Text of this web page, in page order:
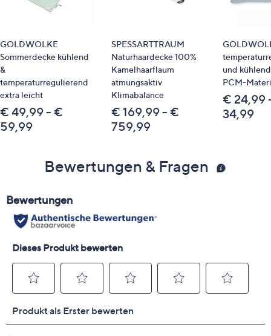
GOLDWOLKE
Sommerdecke kühlend
&
temperaturregulierend
extra leicht
€ 49,99 - €
59,99
SPESSARTTRAUM
Naturhaardecke 100%
Kamelhaarflaum
atmungsaktiv
Klimabalance
€ 169,99 - €
759,99
und
PCM-
€ 24,99
34,99
Bewertungen & Fragen